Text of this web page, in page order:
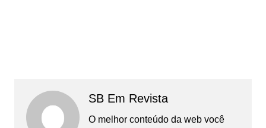
SB Em Revista
O melhor conteúdo da web você